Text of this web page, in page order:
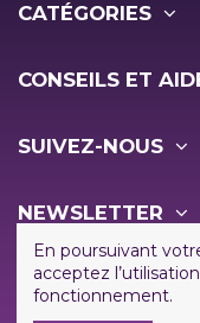
CATÉGORIES
CONSEILS ET
SUIVEZ-NOUS
NEWSLETTER
En poursuivant
acceptez
fonctionnement.